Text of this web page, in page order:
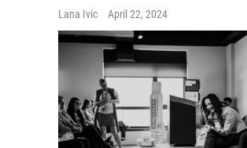
Lana Ivic April 22, 2024